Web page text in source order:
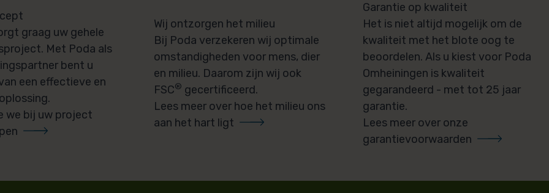
graag uw gehele
Met Poda als
bent u
een effectieve en
we bij uw project
Wij ontzorgen het milieu
Bij Poda verzekeren wij optimale
omstandigheden voor mens, dier
en milieu. Daarom zijn wij ook
FSC® gecertificeerd.
Lees meer over hoe het milieu ons
aan het hart ligt
Garantie op kwaliteit
Het is niet altijd mogelijk om de
kwaliteit met het blote oog te
beoordelen. Als u kiest voor Poda
Omheiningen is kwaliteit
gegarandeerd - met tot 25 jaar
garantie.
Lees meer over onze
garantievoorwaarden